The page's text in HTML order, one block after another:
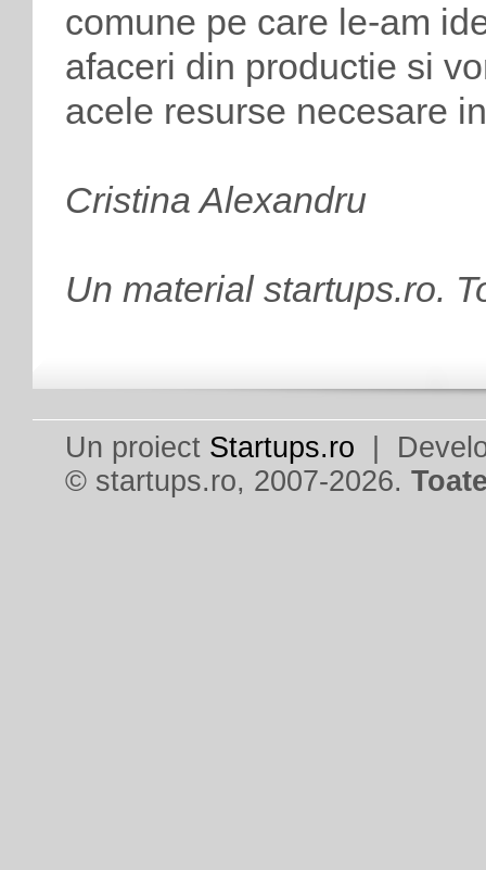
comune pe care le-am
afaceri din productie si
acele resurse necesare
Cristina Alexandru
Un material startups.ro.
Un proiect Startups.ro |
© startups.ro, 2007-2026.